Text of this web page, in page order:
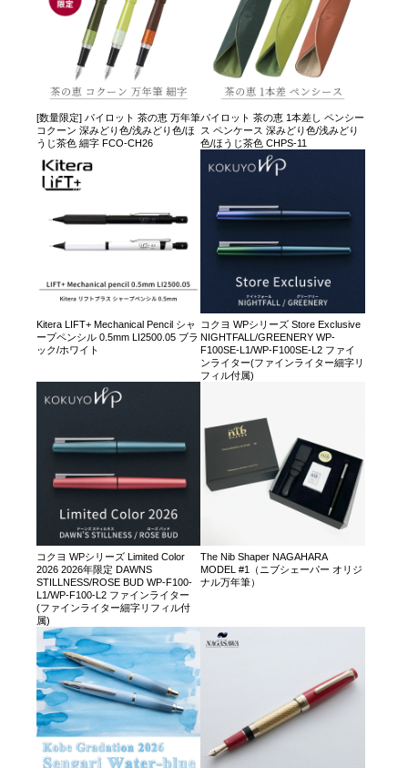
[数量限定] パイロット 茶の恵 万年筆
コクーン 深みどり色/浅みどり色/ほ
うじ茶色 細字 FCO-CH26
パイロット 茶の恵 1本差し ペンシー
ス ペンケース 深みどり色/浅みどり
色/ほうじ茶色 CHPS-11
Kitera LIFT+ Mechanical Pencil シャ
ープペンシル 0.5mm LI2500.05 ブラ
ック/ホワイト
コクヨ WPシリーズ Store Exclusive
NIGHTFALL/GREENERY WP-
F100SE-L1/WP-F100SE-L2 ファイ
ンライター(ファインライター細字リ
フィル付属)
コクヨ WPシリーズ Limited Color
2026 2026年限定 DAWNS
STILLNESS/ROSE BUD WP-F100-
L1/WP-F100-L2 ファインライター
(ファインライター細字リフィル付
属)
The Nib Shaper NAGAHARA
MODEL #1（ニブシェーパー オリジ
ナル万年筆）